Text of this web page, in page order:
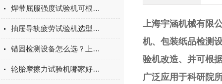
焊带屈服强度试验机可根据不同标准和试验需求调整试验条件
抽屉导轨疲劳试验机选型指南：如何量化评估家具五金的耐用性
锚固检测设备怎么选？上海宇涵膨胀螺丝拉拔试验机品牌评测
轮胎摩擦力试验机哪家好？上海宇涵试验机综合评测
上海宇涵机械有限
机、包装纸品检测
验机改造、并可根
广泛应用于科研院